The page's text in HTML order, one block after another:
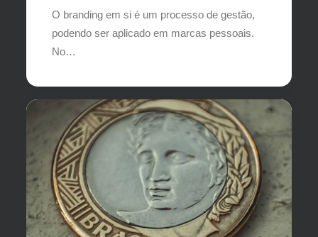
O branding em si é um processo de gestão,
podendo ser aplicado em marcas pessoais.
No…